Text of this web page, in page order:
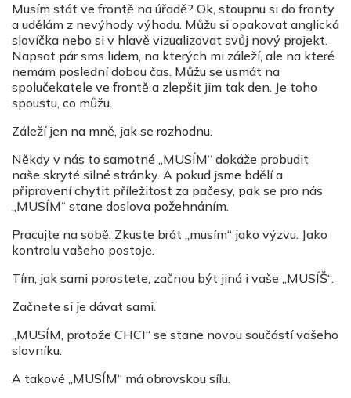
Musím stát ve frontě na úřadě? Ok, stoupnu si do fronty
a udělám z nevýhody výhodu. Můžu si opakovat anglická
slovíčka nebo si v hlavě vizualizovat svůj nový projekt.
Napsat pár sms lidem, na kterých mi záleží, ale na které
nemám poslední dobou čas. Můžu se usmát na
spolučekatele ve frontě a zlepšit jim tak den. Je toho
spoustu, co můžu.
Záleží jen na mně, jak se rozhodnu.
Někdy v nás to samotné „MUSÍM“ dokáže probudit
naše skryté silné stránky. A pokud jsme bdělí a
připravení chytit příležitost za pačesy, pak se pro nás
„MUSÍM“ stane doslova požehnáním.
Pracujte na sobě. Zkuste brát „musím“ jako výzvu. Jako
kontrolu vašeho postoje.
Tím, jak sami porostete, začnou být jiná i vaše „MUSÍŠ“.
Začnete si je dávat sami.
„MUSÍM, protože CHCI“ se stane novou součástí vašeho
slovníku.
A takové „MUSÍM“ má obrovskou sílu.